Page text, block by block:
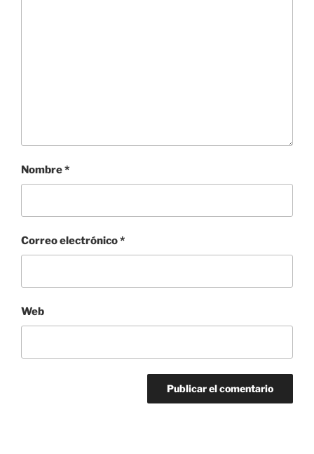
Nombre*
Correo electrónico*
Web